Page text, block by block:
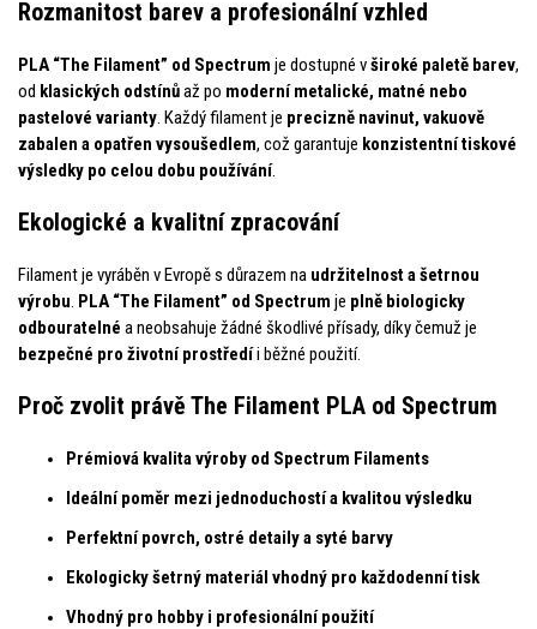
Rozmanitost barev a profesionální vzhled
PLA “The Filament” od Spectrum je dostupné vširoké paletě barev,
od klasických odstínůaž po moderní metalické, matné nebo
pastelové varianty. Každý filament je precizně navinut, vakuově
zabalen a opatřen vysoušedlem, což garantuje konzistentní tiskové
výsledky po celou dobu používání.
Ekologické a kvalitní zpracování
Filament je vyráběn v Evropě s důrazem na udržitelnost a šetrnou
výrobu. PLA “The Filament” od Spectrum je plně biologicky
odbouratelné a neobsahuje žádné škodlivé přísady, díky čemuž je
bezpečné pro životní prostředíi běžné použití.
Proč zvolit právě The Filament PLA od Spectrum
Prémiová kvalita výroby od Spectrum Filaments
Ideální poměr mezi jednoduchostí a kvalitou výsledku
Perfektní povrch, ostré detaily a syté barvy
Ekologicky šetrný materiál vhodný pro každodenní tisk
Vhodný pro hobby i profesionální použití